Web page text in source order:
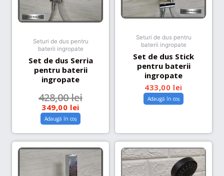
Seturi de dus pentru
baterii ingropate
Set de dus Serria
pentru baterii
ingropate
428,00lei
349,00 lei
Adaugă în coș
Seturi de dus pentru
baterii ingropate
Set de dus Stick
pentru baterii
ingropate
433,00 lei
Adaugă în coș